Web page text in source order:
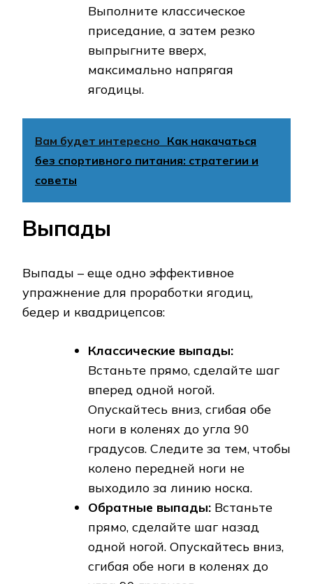
Выполните классическое
приседание, а затем резко
выпрыгните вверх,
максимально напрягая
ягодицы.
Вам будет интересно Как накачаться
без спортивного питания: стратегии и
советы
Выпады
Выпады – еще одно эффективное
упражнение для проработки ягодиц,
бедер и квадрицепсов:
Классические выпады:
Встаньте прямо, сделайте шаг
вперед одной ногой.
Опускайтесь вниз, сгибая обе
ноги в коленях до угла 90
градусов. Следите за тем, чтобы
колено передней ноги не
выходило за линию носка.
Обратные выпады: Встаньте
прямо, сделайте шаг назад
одной ногой. Опускайтесь вниз,
сгибая обе ноги в коленях до